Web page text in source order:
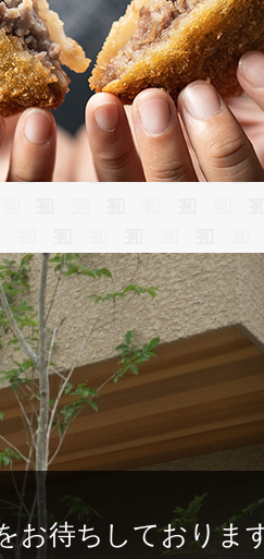
お待ちしておりま